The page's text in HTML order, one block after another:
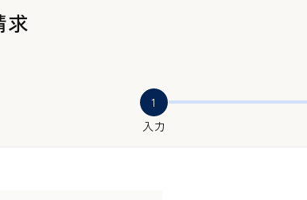
求
1
入力